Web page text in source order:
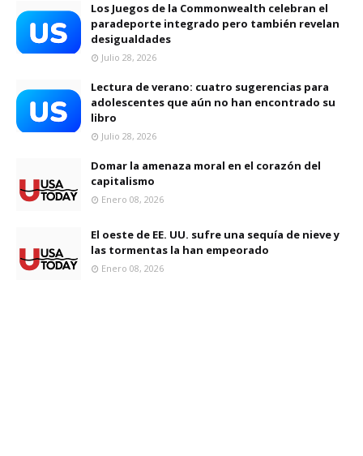
Los Juegos de la Commonwealth celebran el
paradeporte integrado pero también revelan
desigualdades
Julio 28, 2026
Lectura de verano: cuatro sugerencias para
adolescentes que aún no han encontrado su
libro
Julio 28, 2026
Domar la amenaza moral en el corazón del
capitalismo
Enero 08, 2026
El oeste de EE. UU. sufre una sequía de nieve y
las tormentas la han empeorado
Enero 08, 2026